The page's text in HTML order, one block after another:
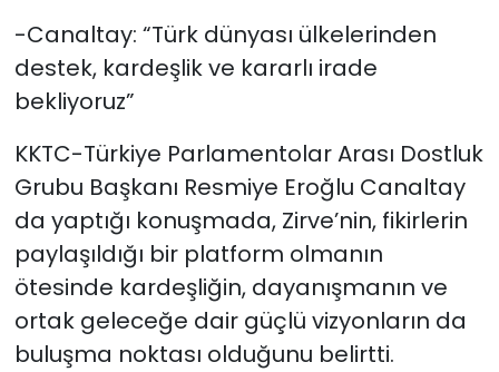
-Canaltay: “Türk dünyası ülkelerinden
destek, kardeşlik ve kararlı irade
bekliyoruz”
KKTC-Türkiye Parlamentolar Arası Dostluk
Grubu Başkanı Resmiye Eroğlu Canaltay
da yaptığı konuşmada, Zirve’nin, fikirlerin
paylaşıldığı bir platform olmanın
ötesinde kardeşliğin, dayanışmanın ve
ortak geleceğe dair güçlü vizyonların da
buluşma noktası olduğunu belirtti.